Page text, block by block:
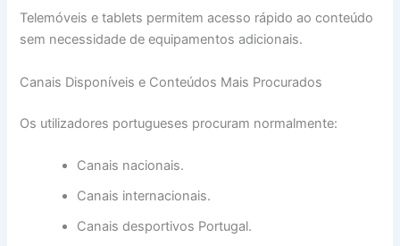
Telemóveis e tablets permitem acesso rápido ao conteúdo
sem necessidade de equipamentos adicionais.
Canais Disponíveis e Conteúdos Mais Procurados
Os utilizadores portugueses procuram normalmente:
Canais nacionais.
Canais internacionais.
Canais desportivos Portugal.